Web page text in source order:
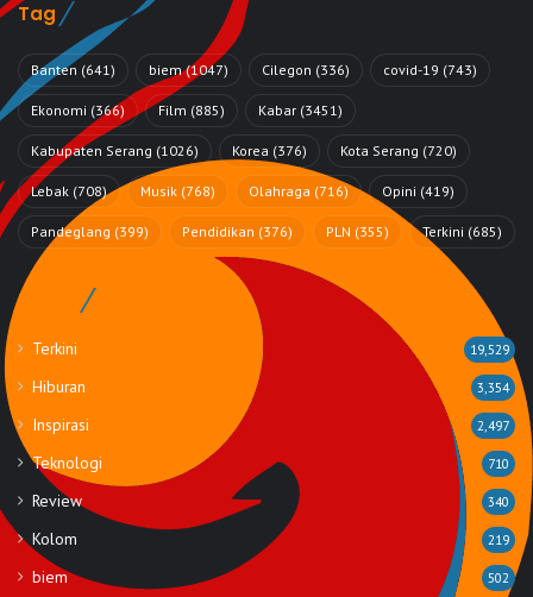
Tag
Banten (641) biem(1047) Cilegon (336) covid-19 (743)
Ekonomi (366) Film (885) Kabar (3451)
Kabupaten Serang (1026) Korea (376) Kota Serang (720)
Lebak (708) Musik (768) Olahraga (716) Opini (419)
Pandeglang (399) Pendidikan (376) PLN (355) Terkini (685)
Rubrik
Terkini 19,529
Hiburan 3,354
Inspirasi 2,497
Teknologi 710
Review 340
Kolom 219
biem 502